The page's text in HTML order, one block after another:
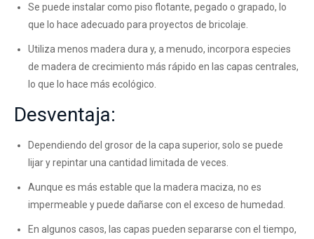
Se puede instalar como piso flotante, pegado o grapado, lo
que lo hace adecuado para proyectos de bricolaje.
Utiliza menos madera dura y, a menudo, incorpora especies
de madera de crecimiento más rápido en las capas centrales,
lo que lo hace más ecológico.
Desventaja:
Dependiendo del grosor de la capa superior, solo se puede
lijar y repintar una cantidad limitada de veces.
Aunque es más estable que la madera maciza, no es
impermeable y puede dañarse con el exceso de humedad.
En algunos casos, las capas pueden separarse con el tiempo,